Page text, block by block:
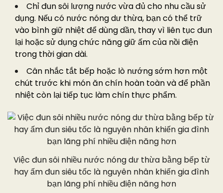
Chỉ đun sôi lượng nước vừa đủ cho nhu cầu sử
dụng. Nếu có nước nóng dư thừa, bạn có thể trữ
vào bình giữ nhiệt để dùng dần, thay vì liên tục đun
lại hoặc sử dụng chức năng giữ ấm của nồi điện
trong thời gian dài.
Cân nhắc tắt bếp hoặc lò nướng sớm hơn một
chút trước khi món ăn chín hoàn toàn và để phần
nhiệt còn lại tiếp tục làm chín thực phẩm.
Việc đun sôi nhiều nước nóng dư thừa bằng bếp từ
hay ấm đun siêu tốc là nguyên nhân khiến gia đình
bạn lãng phí nhiều điện năng hơn